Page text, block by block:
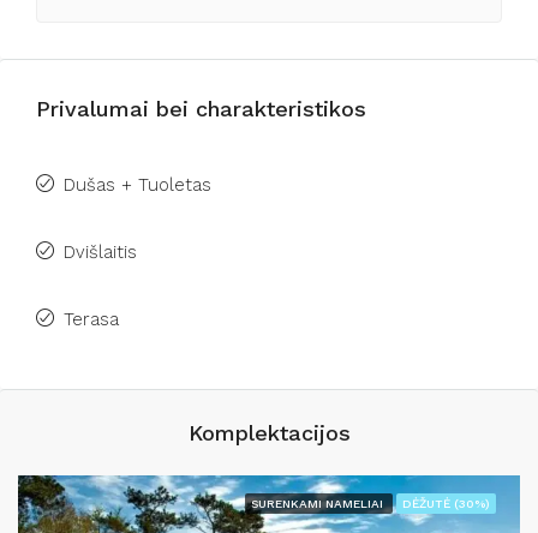
Privalumai bei charakteristikos
Dušas + Tuoletas
Dvišlaitis
Terasa
Komplektacijos
SURENKAMI NAMELIAI DĖŽUTĖ (30%)